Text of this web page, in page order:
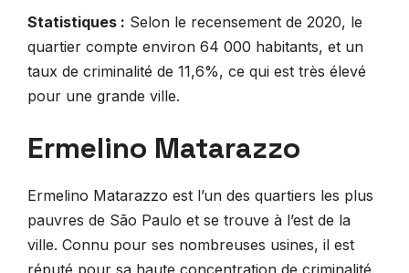
Statistiques : Selon le recensement de 2020, le
quartier compte environ 64 000 habitants, et un
taux de criminalité de 11,6%, ce qui est très élevé
pour une grande ville.
Ermelino Matarazzo
Ermelino Matarazzo est l’un des quartiers les plus
pauvres de São Paulo et se trouve à l’est de la
ville. Connu pour ses nombreuses usines, il est
réputé pour sa haute concentration de criminalité.